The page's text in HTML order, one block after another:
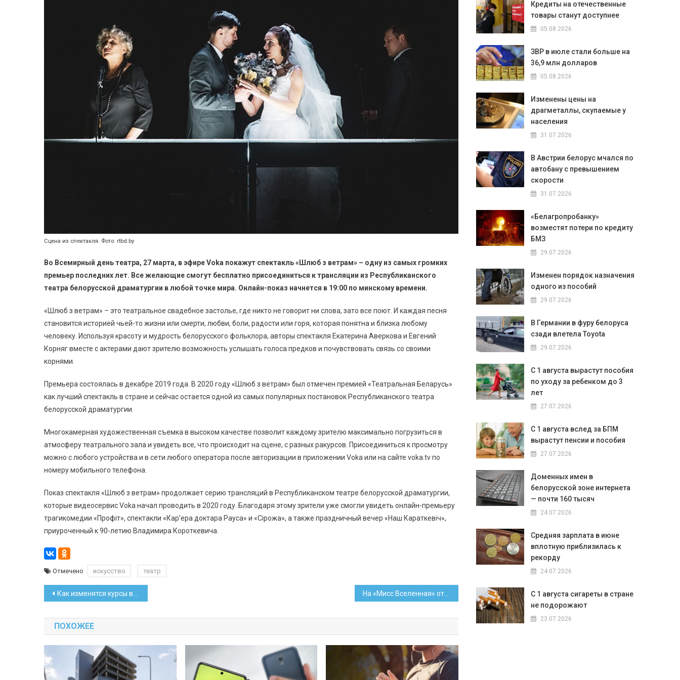
Сцена из спектакля. Фото: rtbd.by
Во Всемирный день театра, 27 марта, в эфире Voka покажут спектакль «Шлюб з ветрам» – одну из самых громких
премьер последних лет. Все желающие смогут бесплатно присоединиться к трансляции из Республиканского
театра белорусской драматургии в любой точке мира. Онлайн-показ начнется в 19:00 по минскому времени.
«Шлюб з ветрам» – это театральное свадебное застолье, где никто не говорит ни слова, зато все поют. И каждая песня
становится историей чьей-то жизни или смерти, любви, боли, радости или горя, которая понятна и близка любому
человеку. Используя красоту и мудрость белорусского фольклора, авторы спектакля Екатерина Аверкова и Евгений
Корняг вместе с актерами дают зрителю возможность услышать голоса предков и почувствовать связь со своими
корнями.
Премьера состоялась в декабре 2019 года. В 2020 году «Шлюб з ветрам» был отмечен премией «Театральная Беларусь»
как лучший спектакль в стране и сейчас остается одной из самых популярных постановок Республиканского театра
белорусской драматургии.
Многокамерная художественная съемка в высоком качестве позволит каждому зрителю максимально погрузиться в
атмосферу театрального зала и увидеть все, что происходит на сцене, с разных ракурсов. Присоединиться к просмотру
можно с любого устройства и в сети любого оператора после авторизации в приложении Voka или на сайте voka.tv по
номеру мобильного телефона.
Показ спектакля «Шлюб з ветрам» продолжает серию трансляций в Республиканском театре белорусской драматургии,
которые видеосервис Voka начал проводить в 2020 году. Благодаря этому зрители уже смогли увидеть онлайн-премьеру
трагикомедии «Профіт», спектакли «Кар’ера доктара Рауса» и «Сірожа», а также праздничный вечер «Наш Караткевіч»,
приуроченный к 90-летию Владимира Короткевича.
Отмечено искусство театр
Навигация
по
записям
Как изменятся курсы валют на этой неделе – прогноз аналитика На «Мисс Вселенная» от Лаоса поедет красавица с белорусскими корнями
ПОХОЖЕЕ
Кредиты на отечественные
товары станут доступнее
05.08.2026
ЗВР в июле стали больше на
36,9 млн долларов
05.08.2026
Изменены цены на
драгметаллы, скупаемые у
населения
31.07.2026
В Австрии белорус мчался по
автобану с превышением
скорости
31.07.2026
«Белагропробанку»
возместят потери по кредиту
БМЗ
29.07.2026
Изменен порядок назначения
одного из пособий
29.07.2026
В Германии в фуру белоруса
сзади влетела Toyota
29.07.2026
С 1 августа вырастут пособия
по уходу за ребенком до 3
лет
27.07.2026
С 1 августа вслед за БПМ
вырастут пенсии и пособия
27.07.2026
Доменных имен в
белорусской зоне интернета
— почти 160 тысяч
24.07.2026
Средняя зарплата в июне
вплотную приблизилась к
рекорду
24.07.2026
С 1 августа сигареты в стране
не подорожают
23.07.2026